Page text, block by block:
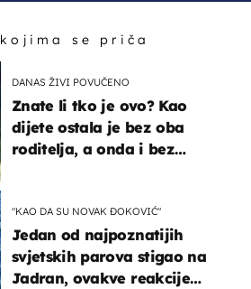
se priča
DANAS ŽIVI POVUČENO
Znate li tko je ovo? Kao
dijete ostala je bez oba
roditelja, a onda i bez
"KAO DA SU NOVAK ĐOKOVIĆ"
Jedan od najpoznatijih
svjetskih parova stigao na
Jadran, ovakve reakcije